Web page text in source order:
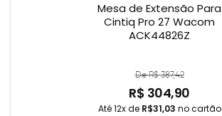
Mesa de Extensão Para
Cintiq Pro 27 Wacom
ACK44826Z
De R$ 387,42
R$ 304,90
Até 12x de R$31,03 no cartão